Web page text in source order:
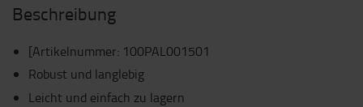
Beschreibung
[Artikelnummer: 100PAL001501
Robust und langlebig
Leicht und einfach zu lagern